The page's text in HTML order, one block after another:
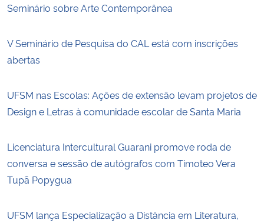
Seminário sobre Arte Contemporânea
V Seminário de Pesquisa do CAL está com inscrições
abertas
UFSM nas Escolas: Ações de extensão levam projetos de
Design e Letras à comunidade escolar de Santa Maria
Licenciatura Intercultural Guarani promove roda de
conversa e sessão de autógrafos com Timoteo Vera
Tupã Popygua
UFSM lança Especialização a Distância em Literatura,